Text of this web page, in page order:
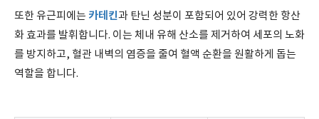
또한 유근피에는 카테킨과 탄닌 성분이 포함되어 있어 강력한 항산
화 효과를 발휘합니다. 이는 체내 유해 산소를 제거하여 세포의 노화
를 방지하고, 혈관 내벽의 염증을 줄여 혈액 순환을 원활하게 돕는
역할을 합니다.